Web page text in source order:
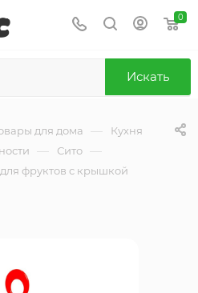
0
Искать
для дома — Кухня
— Сито —
фруктов с крышкой